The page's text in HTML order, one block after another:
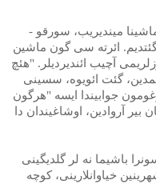
میندیریب، سورقو -
گئتدیم. ائرته سی گون ماشین
آچیب ائندیردیلر. "هئچ
گئت ائویوه، سسینی
جوابیندا ایسه "هرگون
بیر آروادین، اوشاغیندان دا
باشیما نه لر گلدیگینی
خیاوانلارینی، کوچه